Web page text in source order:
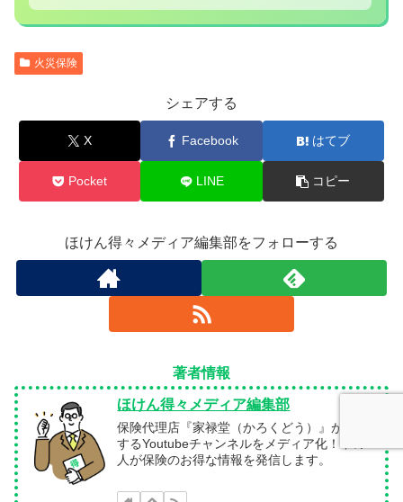
火災保険
シェアする
X Facebook はてブ
Pocket LINE コピー
ほけん得々メディア編集部をフォローする
著者情報
ほけん得々メディア編集部
保険代理店『家禄堂（かろくどう）』が運営
するYoutubeチャンネルをメディア化！中の
人が保険のお得な情報を発信します。